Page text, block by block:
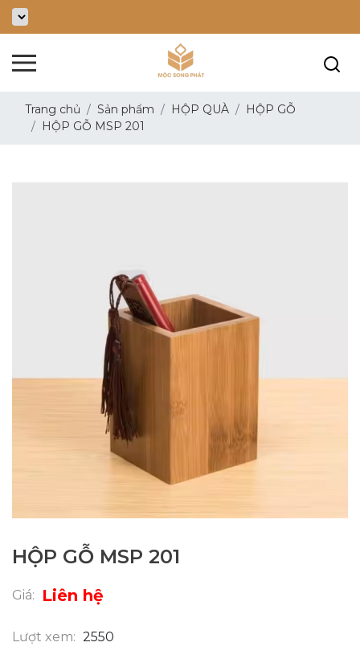
Trang chủ Sản phẩm HỘP QUÀ
HỘP GỖ
HỘP GỖ MSP 201
HỘP GỖ MSP 201
Giá: Liên hệ
Lượt xem: 2550